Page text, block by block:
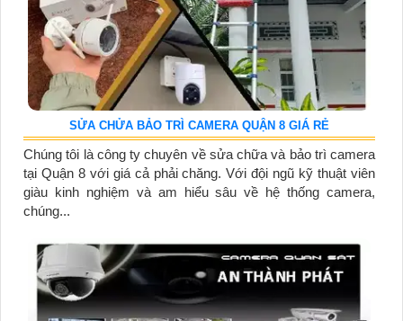
SỬA CHỬA BẢO TRÌ CAMERA QUẬN 8 GIÁ RẺ
Chúng tôi là công ty chuyên về sửa chữa và bảo trì camera
tại Quận 8 với giá cả phải chăng. Với đội ngũ kỹ thuật viên
giàu kinh nghiệm và am hiểu sâu về hệ thống camera,
chúng...